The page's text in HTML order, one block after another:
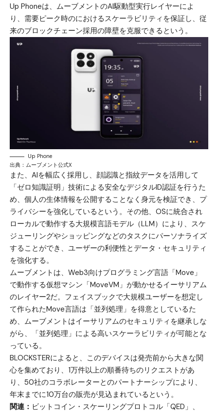
Up Phoneは、ムーブメントのAI駆動型実行レイヤーによ
り、需要ピーク時のにおけるスケーラビリティを保証し、従
来のブロックチェーン採用の障壁を克服できるという。
Up Phone
出典： ムーブメント公式X
また、AIを幅広く採用し、顔認識と指紋データを活用して
「ゼロ知識証明」技術による安全なデジタルID認証を行うた
め、個人の生体情報を公開することなく身元を検証でき、プ
ライバシーを強化しているという。その他、OSに統合され
ローカルで動作する大規模言語モデル（LLM）により、スケ
ジューリングやショッピングなどのタスクにパーソナライズ
することができ、ユーザーの利便性とデータ・セキュリティ
を強化する。
ムーブメントは、Web3向けプログラミング言語「Move」
で動作する仮想マシン「MoveVM」が動かせるイーサリアム
のレイヤー2だ。フェイスブックで大規模ユーザーを想定し
て作られたMove言語は「並列処理」を得意としているた
め、ムーブメントはイーサリアムのセキュリティを継承しな
がら、「並列処理」による高いスケーラビリティが可能とな
っている。
BLOCKSTERによると、このデバイスは発売前から大きな関
心を集めており、1万件以上の順番待ちのリクエストがあ
り、50社のコラボレーターとのパートナーシップにより、
年末までに10万台の販売が見込まれているという。
関連： ビットコイン・スケーリングプロトコル「QED」、